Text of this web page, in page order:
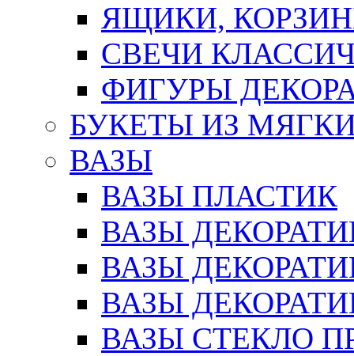
ЯЩИКИ,
СВЕЧИ
ФИГУРЫ
БУКЕТЫ ИЗ
ВАЗЫ
ВАЗЫ ПЛАСТИК
ВАЗЫ
ВАЗЫ
ВАЗЫ
ВАЗЫ СТЕКЛО